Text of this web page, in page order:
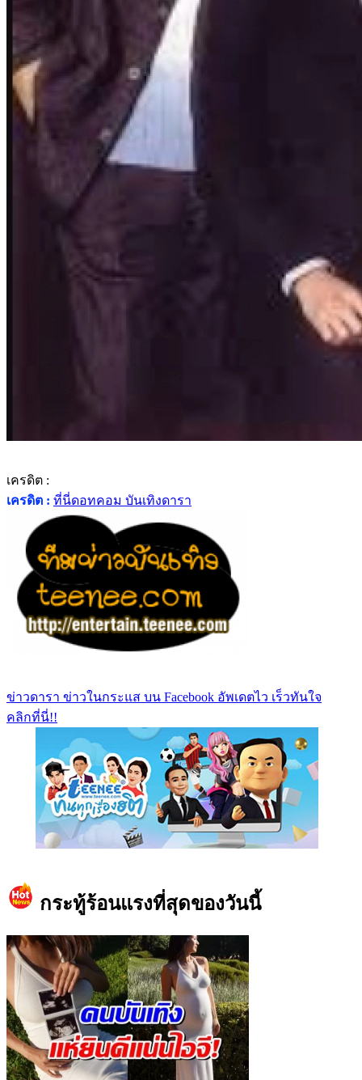
เครดิต :
เครดิต : ที่นี่ดอทคอม บันเทิงดารา
ข่าวดารา ข่าวในกระแส บน Facebook อัพเดตไว เร็วทันใจ
คลิกที่นี่!!
กระทู้ร้อนแรงที่สุดของวันนี้